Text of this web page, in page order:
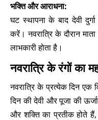
भक्ति और आराधना:
घट स्थापना के बाद देवी
करें। नवरात्रि के दौरान
लाभकारी होता है।
नवरात्रि के रंगों का
नवरात्रि के प्रत्येक दिन एक
दिन की देवी और पूजा की
और शक्ति का प्रतीक होते हैं,